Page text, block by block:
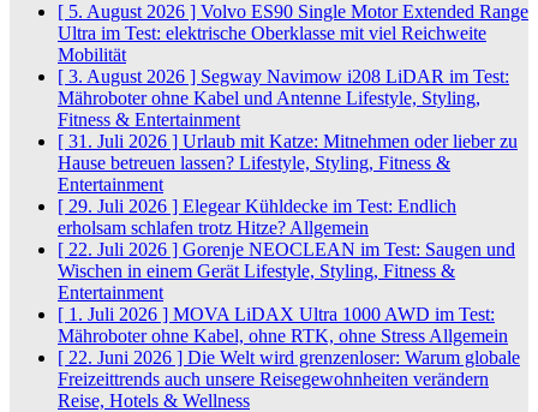
[ 5. August 2026 ] Volvo ES90 Single Motor Extended Range
Ultra im Test: elektrische Oberklasse mit viel Reichweite
Mobilität
[ 3. August 2026 ] Segway Navimow i208 LiDAR im Test:
Mähroboter ohne Kabel und Antenne Lifestyle, Styling,
Fitness & Entertainment
[ 31. Juli 2026 ] Urlaub mit Katze: Mitnehmen oder lieber zu
Hause betreuen lassen? Lifestyle, Styling, Fitness &
Entertainment
[ 29. Juli 2026 ] Elegear Kühldecke im Test: Endlich
erholsam schlafen trotz Hitze? Allgemein
[ 22. Juli 2026 ] Gorenje NEOCLEAN im Test: Saugen und
Wischen in einem Gerät Lifestyle, Styling, Fitness &
Entertainment
[ 1. Juli 2026 ] MOVA LiDAX Ultra 1000 AWD im Test:
Mähroboter ohne Kabel, ohne RTK, ohne Stress Allgemein
[ 22. Juni 2026 ] Die Welt wird grenzenloser: Warum globale
Freizeittrends auch unsere Reisegewohnheiten verändern
Reise, Hotels & Wellness